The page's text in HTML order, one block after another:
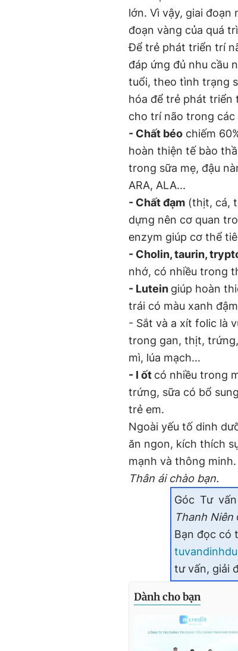
lớn. Vì vậy, giai
đoạn vàng của quá
Để trẻ phát triển trí
đáp ứng đủ nhu cầu
tuổi, theo tình trạng
hóa để trẻ phát triển
cho trí não trong các
- Chất béo chiếm
hoàn thiện tế bào
trong sữa mẹ, đậu
ARA, ALA...
- Chất đạm (thịt, cá,
dựng nên cơ quan
enzym giúp cơ thể
- Cholin, taurin,
nhớ, có nhiều trong
- Lutein giúp hoàn
trái có màu xanh
- Sắt và a xít folic là
trong gan, thịt, trứng,
mì, lúa mạch...
- I ốt có nhiều trong
trứng, sữa có bổ
trẻ em.
Ngoài yếu tố dinh
ăn ngon, kích thích
mạnh và thông minh.
Thân ái chào bạn.
Góc Tư
Thanh Niên
Bạn đọc có
tư vấn, giải